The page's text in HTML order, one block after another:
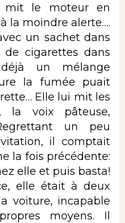
mit le moteur en
la moindre alerte….
un sachet dans
cigarettes dans
un mélange
la fumée puait
Elle lui mit les
la voix pâteuse,
un peu
il comptait
la fois précédente:
elle et puis basta!
elle était à deux
voiture, incapable
moyens. Il